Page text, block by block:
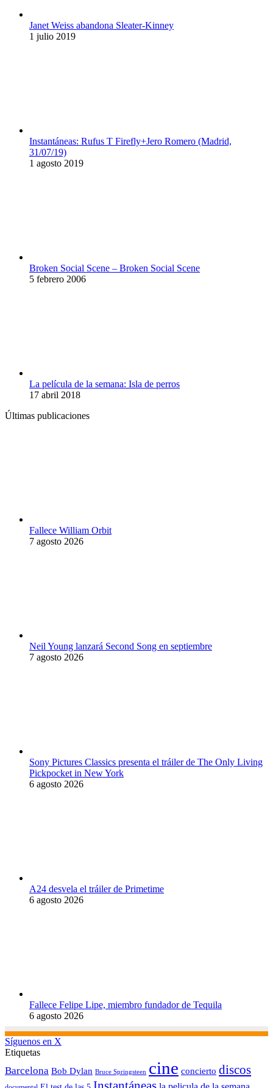
Janet Weiss abandona Sleater-Kinney
1 julio 2019
Instantáneas: Rufus T Firefly+Jero Romero (Madrid,
31/07/19)
1 agosto 2019
Broken Social Scene – Broken Social Scene
5 febrero 2006
La película de la semana: Isla de perros
17 abril 2018
Últimas publicaciones
Fallece William Orbit
7 agosto 2026
Neil Young lanzará Second Song en septiembre
7 agosto 2026
Sony Pictures Classics presenta el tráiler de The Only Living
Pickpocket in New York
6 agosto 2026
A24 desvela el tráiler de Primetime
6 agosto 2026
Fallece Felipe Lipe, miembro fundador de Tequila
6 agosto 2026
Síguenos en X
Etiquetas
Barcelona Bob Dylan Bruce Springsteen cine concierto discos